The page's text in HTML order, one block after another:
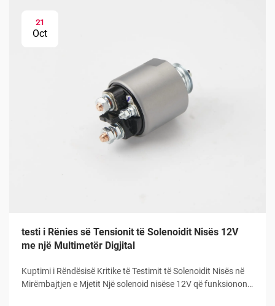
21
Oct
testi i Rënies së Tensionit të Solenoidit Nisës 12V
me një Multimetër Digjital
Kuptimi i Rëndësisë Kritike të Testimit të Solenoidit Nisës në
Mirëmbajtjen e Mjetit Një solenoid nisëse 12V që funksionon